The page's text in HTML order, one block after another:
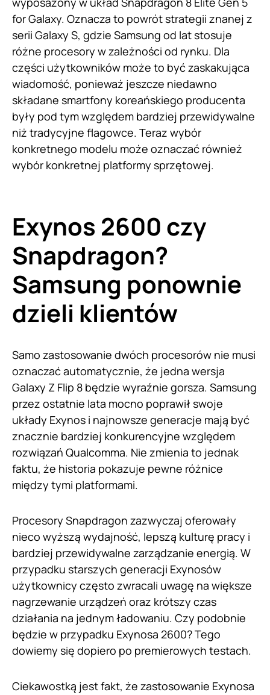
for Galaxy. Oznacza to powrót strategii znanej z
serii Galaxy S, gdzie Samsung od lat stosuje
różne procesory w zależności od rynku. Dla
części użytkowników może to być zaskakująca
wiadomość, ponieważ jeszcze niedawno
składane smartfony koreańskiego producenta
były pod tym względem bardziej przewidywalne
niż tradycyjne flagowce. Teraz wybór
konkretnego modelu może oznaczać również
wybór konkretnej platformy sprzętowej.
Exynos 2600 czy
Snapdragon?
Samsung ponownie
dzieli klientów
Samo zastosowanie dwóch procesorów nie musi
oznaczać automatycznie, że jedna wersja
Galaxy Z Flip 8 będzie wyraźnie gorsza. Samsung
przez ostatnie lata mocno poprawił swoje
układy Exynos i najnowsze generacje mają być
znacznie bardziej konkurencyjne względem
rozwiązań Qualcomma. Nie zmienia to jednak
faktu, że historia pokazuje pewne różnice
między tymi platformami.
Procesory Snapdragon zazwyczaj oferowały
nieco wyższą wydajność, lepszą kulturę pracy i
bardziej przewidywalne zarządzanie energią. W
przypadku starszych generacji Exynosów
użytkownicy często zwracali uwagę na większe
nagrzewanie urządzeń oraz krótszy czas
działania na jednym ładowaniu. Czy podobnie
będzie w przypadku Exynosa 2600? Tego
dowiemy się dopiero po premierowych testach.
Ciekawostką jest fakt, że zastosowanie Exynosa